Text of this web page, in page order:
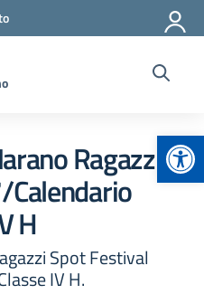
Ragazzi
Calendario
H
Spot Festival
IV H.